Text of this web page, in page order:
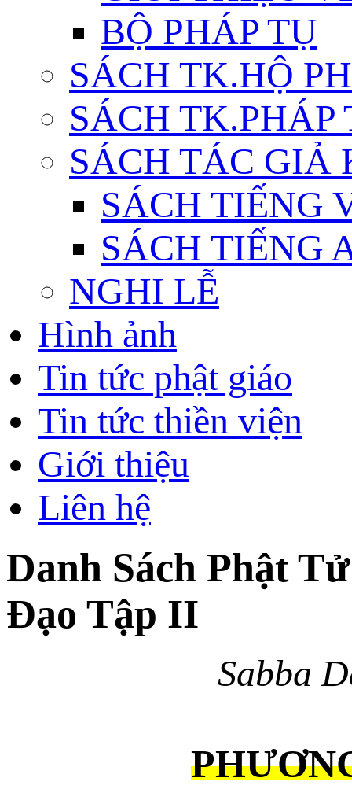
BỘ PHÁP TỤ
SÁCH TK.HỘ
SÁCH TK.PHÁP
SÁCH TÁC GIẢ
SÁCH TIẾNG
SÁCH TIẾNG
NGHI LỄ
Hình ảnh
Tin tức phật giáo
Tin tức thiền viện
Giới thiệu
Liên hệ
Danh Sách Phật
Đạo Tập II
SabbaD